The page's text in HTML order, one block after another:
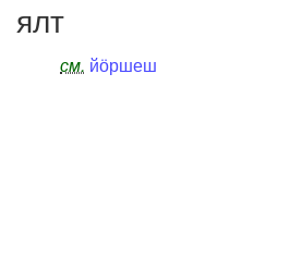
ялт
см. йӧршеш